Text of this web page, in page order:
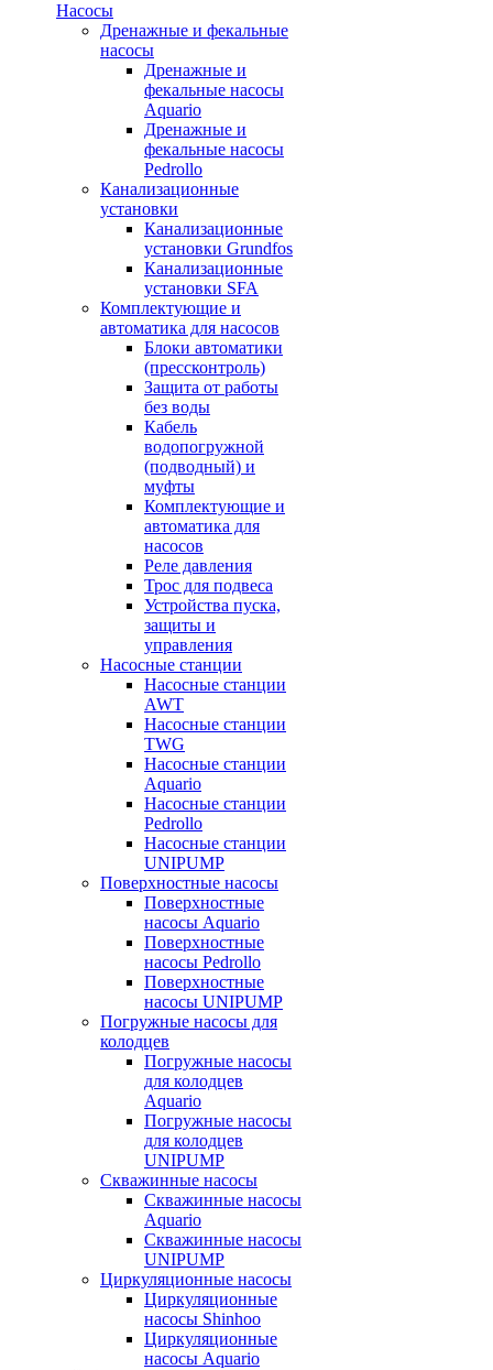
Насосы
Дренажные и фекальные
насосы
Дренажные и
фекальные насосы
Aquario
Дренажные и
фекальные насосы
Pedrollo
Канализационные
установки
Канализационные
установки Grundfos
Канализационные
установки SFA
Комплектующие и
автоматика для насосов
Блоки автоматики
(прессконтроль)
Защита от работы
без воды
Кабель
водопогружной
(подводный) и
муфты
Комплектующие и
автоматика для
насосов
Реле давления
Трос для подвеса
Устройства пуска,
защиты и
управления
Насосные станции
Насосные станции
AWT
Насосные станции
TWG
Насосные станции
Aquario
Насосные станции
Pedrollo
Насосные станции
UNIPUMP
Поверхностные насосы
Поверхностные
насосы Aquario
Поверхностные
насосы Pedrollo
Поверхностные
насосы UNIPUMP
Погружные насосы для
колодцев
Погружные насосы
для колодцев
Aquario
Погружные насосы
для колодцев
UNIPUMP
Скважинные насосы
Скважинные насосы
Aquario
Скважинные насосы
UNIPUMP
Циркуляционные насосы
Циркуляционные
насосы Shinhoo
Циркуляционные
насосы Aquario